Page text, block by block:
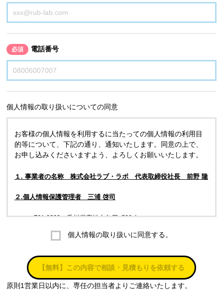
必須 電話番号
個人情報の取り扱いについての同意
お客様の個人情報を利用するに当たっての個人情報の利用目
的等について、下記の通り、通知いたします。同意の上で、
お申し込みくださいますよう、よろしくお願いいたします。
１. 事業者の名称 株式会社ラブ・ラボ 代表取締役社長 前野 隆
２.個人情報保護管理者 三浦 啓司
〒761-0323 香川県高松市亀田町90-1
株式会社ラブ・ラボ
電話：087-847-2000
電子メール：info@rub-lab.com
個人情報の取り扱いに同意する。
【無料】この内容で相談・見積もりを依頼する
原則1営業日以内に、専任の担当者よりご連絡いたします。